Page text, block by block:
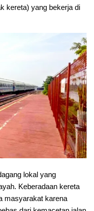
kereta) yang bekerja di
lokal yang
Keberadaan kereta
masyarakat karena